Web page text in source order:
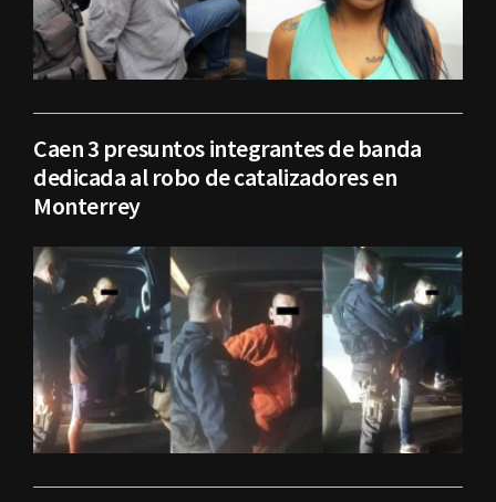
Caen 3 presuntos integrantes de banda
dedicada al robo de catalizadores en
Monterrey